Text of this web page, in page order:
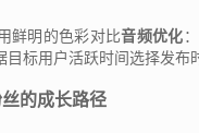
鲜明的色彩对比音频优化
目标用户活跃时间选择发布
的成长路径